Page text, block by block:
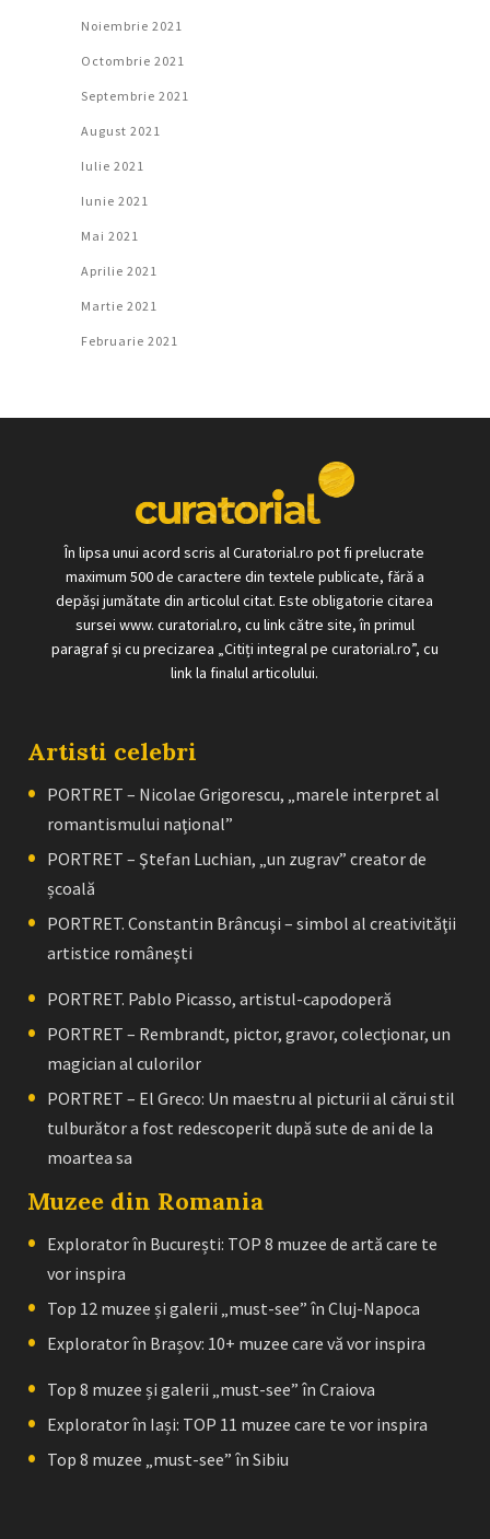
Noiembrie 2021
Octombrie 2021
Septembrie 2021
August 2021
Iulie 2021
Iunie 2021
Mai 2021
Aprilie 2021
Martie 2021
Februarie 2021
În lipsa unui acord scris al Curatorial.ro pot fi prelucrate
maximum 500 de caractere din textele publicate, fără a
depăși jumătate din articolul citat. Este obligatorie citarea
sursei www. curatorial.ro, cu link către site, în primul
paragraf și cu precizarea „Citiți integral pe curatorial.ro”, cu
link la finalul articolului.
Artisti celebri
PORTRET – Nicolae Grigorescu, „marele interpret al
romantismului naţional”
PORTRET – Ştefan Luchian, „un zugrav” creator de
școală
PORTRET. Constantin Brâncuşi – simbol al creativităţii
artistice româneşti
PORTRET. Pablo Picasso, artistul-capodoperă
PORTRET – Rembrandt, pictor, gravor, colecţionar, un
magician al culorilor
PORTRET – El Greco: Un maestru al picturii al cărui stil
tulburător a fost redescoperit după sute de ani de la
moartea sa
Muzee din Romania
Explorator în București: TOP 8 muzee de artă care te
vor inspira
Top 12 muzee și galerii „must-see” în Cluj-Napoca
Explorator în Brașov: 10+ muzee care vă vor inspira
Top 8 muzee și galerii „must-see” în Craiova
Explorator în Iași: TOP 11 muzee care te vor inspira
Top 8 muzee „must-see” în Sibiu